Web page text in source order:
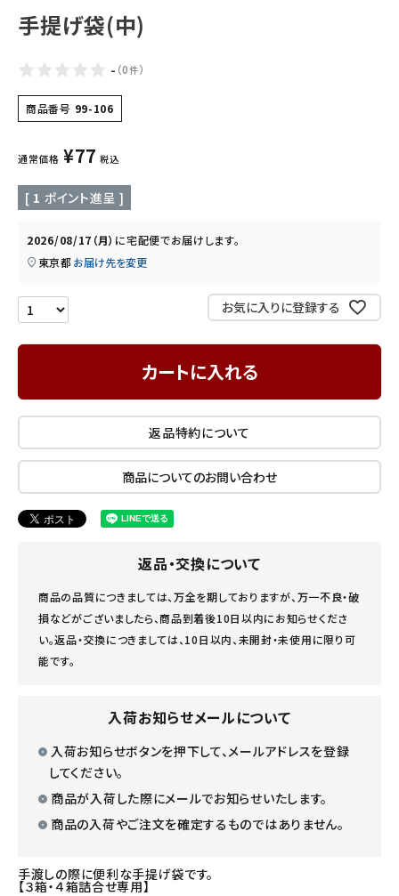
出雲のおもてなしシリーズから探す
長期保存食（非常食）から探す
まごころお赤飯・その他から探す
コンテンツ
お知らせ
読み物
ご利用ガイド
お問い合わせ
手提げ袋(中)
- （0 件）
商品番号 99-106
通常価格 ¥77 税込
[ 1 ポイント進呈 ]
2026/08/17（月） に宅配便でお届けします。
東京都 お届け先を変更
お気に入りに登録する
カートに入れる
返品特約について
商品についてのお問い合わせ
返品・交換について
商品の品質につきましては、万全を期しておりますが、万一不良・破
損などがございましたら、商品到着後10日以内にお知らせくださ
い。返品・交換につきましては、10日以内、未開封・未使用に限り可
能です。
入荷お知らせメールについて
入荷お知らせボタンを押下して、メールアドレスを登録
してください。
商品が入荷した際にメールでお知らせいたします。
商品の入荷やご注文を確定するものではありません。
手渡しの際に便利な手提げ袋です。
【３箱・４箱詰合せ専用】